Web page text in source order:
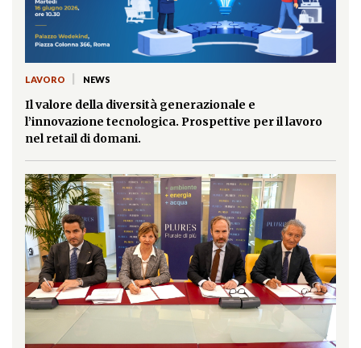
LAVORO NEWS
Il valore della diversità generazionale e
l’innovazione tecnologica. Prospettive per il lavoro
nel retail di domani.